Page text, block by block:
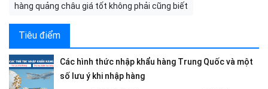
hàng quảng châu giá tốt không phải cũng biết
Tiêu điểm
Các hình thức nhập khẩu hàng Trung Quốc và một
số lưu ý khi nhập hàng